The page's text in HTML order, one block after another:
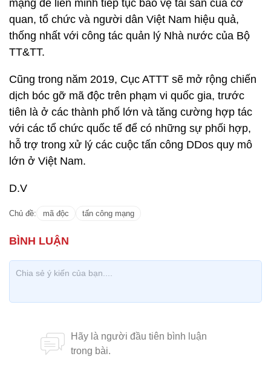
mạng để liên minh tiếp tục bảo vệ tài sản của cơ
quan, tổ chức và người dân Việt Nam hiệu quả,
thống nhất với công tác quản lý Nhà nước của Bộ
TT&TT.
Cũng trong năm 2019, Cục ATTT sẽ mở rộng chiến
dịch bóc gỡ mã độc trên phạm vi quốc gia, trước
tiên là ở các thành phố lớn và tăng cường hợp tác
với các tổ chức quốc tế để có những sự phối hợp,
hỗ trợ trong xử lý các cuộc tấn công DDos quy mô
lớn ở Việt Nam.
D.V
Chủ đề: mã độc tấn công mạng